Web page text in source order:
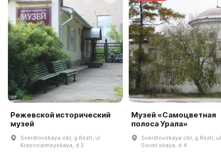
Режевской исторический
музей
Sverdlovskaya obl, g Rezh, ul
Krasnoarmeyskaya, d 3
Музей «Самоцветная
полоса Урала»
Sverdlovskaya obl, g Rezh, ul
Sovet·skaya, d 4